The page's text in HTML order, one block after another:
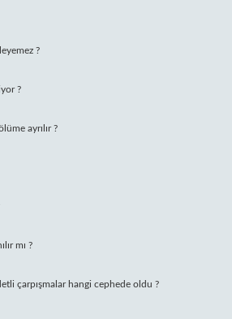
?
?
ayrılır ?
mı ?
çarpışmalar hangi cephede oldu ?